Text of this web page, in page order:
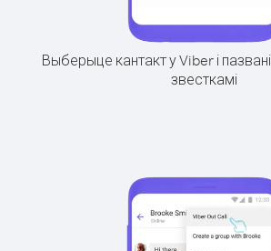
Выберыце кантакт у Viber і
звесткамі